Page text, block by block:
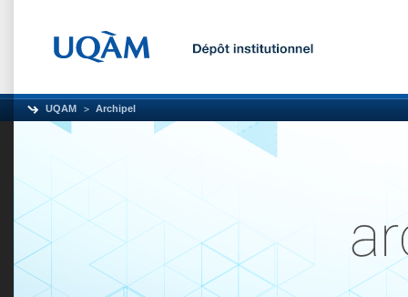
UQAM Archipel